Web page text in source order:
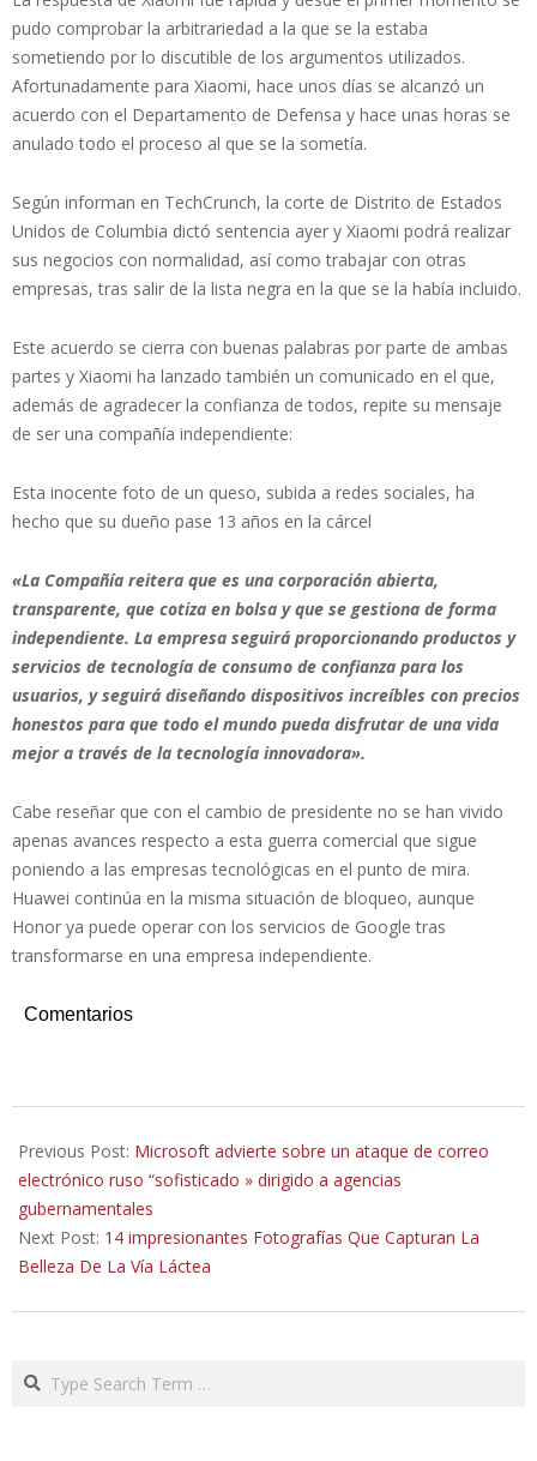
pudo comprobar la arbitrariedad a la que se la estaba
sometiendo por lo discutible de los argumentos utilizados.
Afortunadamente para Xiaomi, hace unos días se alcanzó un
acuerdo con el Departamento de Defensa y hace unas horas se
anulado todo el proceso al que se la sometía.
Según informan en TechCrunch, la corte de Distrito de Estados
Unidos de Columbia dictó sentencia ayer y Xiaomi podrá realizar
sus negocios con normalidad, así como trabajar con otras
empresas, tras salir de la lista negra en la que se la había incluido.
Este acuerdo se cierra con buenas palabras por parte de ambas
partes y Xiaomi ha lanzado también un comunicado en el que,
además de agradecer la confianza de todos, repite su mensaje
de ser una compañía independiente:
Esta inocente foto de un queso, subida a redes sociales, ha
hecho que su dueño pase 13 años en la cárcel
«La Compañía reitera que es una corporación abierta,
transparente, que cotiza en bolsa y que se gestiona de forma
independiente. La empresa seguirá proporcionando productos y
servicios de tecnología de consumo de confianza para los
usuarios, y seguirá diseñando dispositivos increíbles con precios
honestos para que todo el mundo pueda disfrutar de una vida
mejor a través de la tecnología innovadora».
Cabe reseñar que con el cambio de presidente no se han vivido
apenas avances respecto a esta guerra comercial que sigue
poniendo a las empresas tecnológicas en el punto de mira.
Huawei continúa en la misma situación de bloqueo, aunque
Honor ya puede operar con los servicios de Google tras
transformarse en una empresa independiente.
Comentarios
05-
29
Previous Post: Microsoft advierte sobre un ataque de correo
electrónico ruso “sofisticado » dirigido a agencias
gubernamentales
Next Post: 14 impresionantes Fotografías Que Capturan La
Belleza De La Vía Láctea
Search